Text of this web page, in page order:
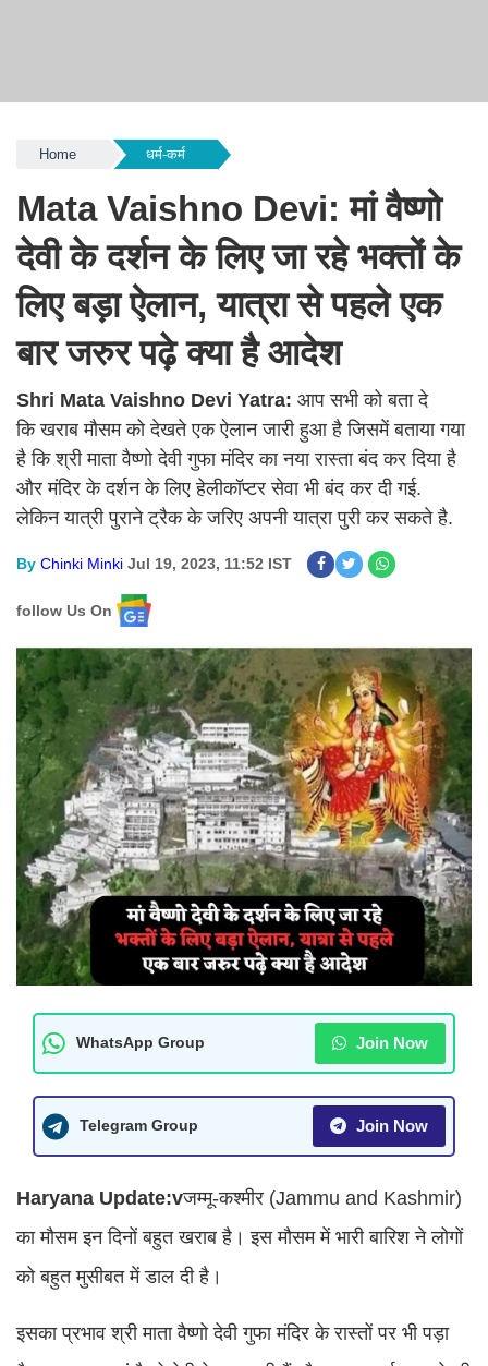
Home धर्म-कर्म
Mata Vaishno Devi: मां वैष्णो
देवी के दर्शन के लिए जा रहे भक्तों के
लिए बड़ा ऐलान, यात्रा से पहले एक
बार जरुर पढ़े क्या है आदेश
Shri Mata Vaishno Devi Yatra: आप सभी को बता दे
कि खराब मौसम को देखते एक ऐलान जारी हुआ है जिसमें बताया गया
है कि श्री माता वैष्णो देवी गुफा मंदिर का नया रास्ता बंद कर दिया है
और मंदिर के दर्शन के लिए हेलीकॉप्टर सेवा भी बंद कर दी गई.
लेकिन यात्री पुराने ट्रैक के जरिए अपनी यात्रा पुरी कर सकते है.
By Chinki Minki Jul 19, 2023, 11:52 IST
follow Us On
WhatsApp Group Join Now
Telegram Group Join Now
Haryana Update:vजम्मू-कश्मीर (Jammu and Kashmir)
का मौसम इन दिनों बहुत खराब है। इस मौसम में भारी बारिश ने लोगों
को बहुत मुसीबत में डाल दी है।
इसका प्रभाव श्री माता वैष्णो देवी गुफा मंदिर के रास्तों पर भी पड़ा